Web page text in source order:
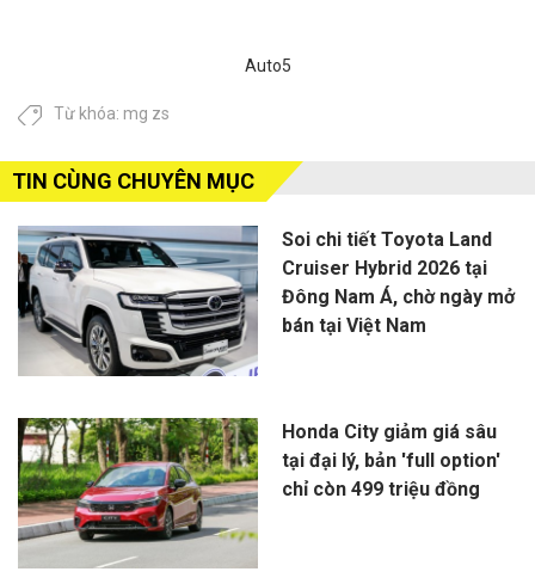
Auto5
Từ khóa: mg zs
TIN CÙNG CHUYÊN MỤC
Soi chi tiết Toyota Land
Cruiser Hybrid 2026 tại
Đông Nam Á, chờ ngày mở
bán tại Việt Nam
Honda City giảm giá sâu
tại đại lý, bản 'full option'
chỉ còn 499 triệu đồng